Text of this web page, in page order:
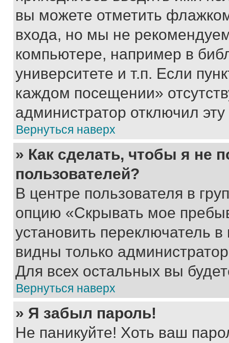
вы можете отметить
входа, но мы не
компьютере, например в
университете и т.п. Если
каждом посещении»
администратор отключил
Вернуться наверх
» Как сделать, чтобы я не
пользователей?
В центре пользователя в
опцию «Скрывать мое
установить переключатель
видны только
Для всех остальных вы
Вернуться наверх
» Я забыл пароль!
Не паникуйте! Хоть ваш